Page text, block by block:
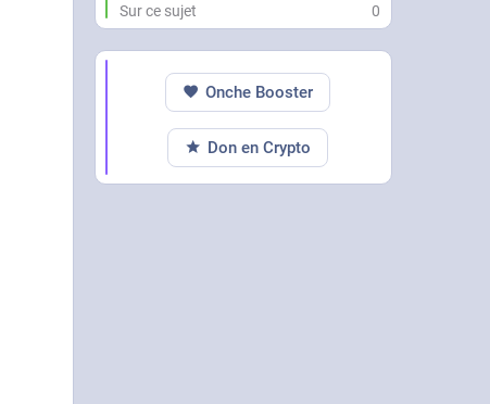
Sur ce sujet 0
Onche Booster
Don en Crypto